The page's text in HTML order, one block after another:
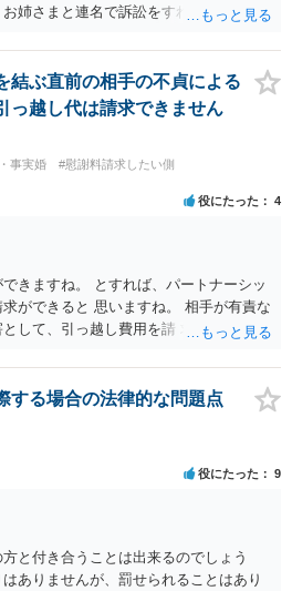
姉さまと連名で訴訟をすればいいだけ
結ぶ直前の相手の不貞による
っ越し代は請求できません
事実婚
#慰謝料請求したい側
役にたった 4
きますね。 とすれば、パートナーシッ
ができると 思いますね。 相手が有責な
して、引っ越し費用を請 求できるよう
する場合の法律的な問題点
役にたった 9
と付き合うことは出来るのでしょう
ありませんが、罰せられることはあり